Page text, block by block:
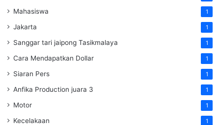
Mahasiswa 1
Jakarta 1
Sanggar tari jaipong Tasikmalaya 1
Cara Mendapatkan Dollar 1
Siaran Pers 1
Anfika Production juara 3 1
Motor 1
Kecelakaan 1